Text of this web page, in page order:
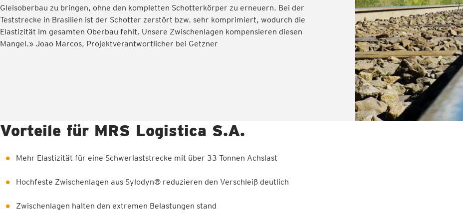
Gleisoberbau zu bringen, ohne den kompletten Schotterkörper zu erneuern. Bei der
Teststrecke in Brasilien ist der Schotter zerstört bzw. sehr komprimiert, wodurch die
Elastizität im gesamten Oberbau fehlt. Unsere Zwischenlagen kompensieren diesen
Mangel.» Joao Marcos, Projektverantwortlicher bei Getzner
Vorteile für MRS Logistica S.A.
Mehr Elastizität für eine Schwerlaststrecke mit über 33 Tonnen Achslast
Hochfeste Zwischenlagen aus Sylodyn® reduzieren den Verschleiß deutlich
Zwischenlagen halten den extremen Belastungen stand